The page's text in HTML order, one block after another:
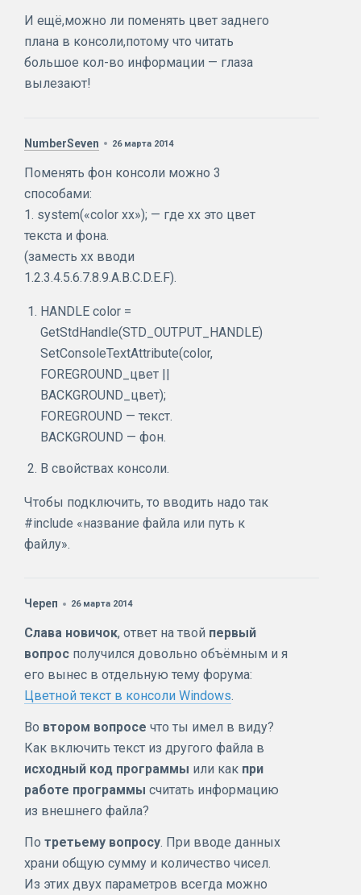
И ещё,можно ли поменять цвет заднего
плана в консоли,потому что читать
большое кол-во информации — глаза
вылезают!
NumberSeven 26 марта 2014
Поменять фон консоли можно 3
способами:
1. system(«color xx»); — где xx это цвет
текста и фона.
(заместь хх вводи
1.2.3.4.5.6.7.8.9.A.B.C.D.E.F).
HANDLE color =
GetStdHandle(STD_OUTPUT_HANDLE)
SetConsoleTextAttribute(color,
FOREGROUND_цвет ||
BACKGROUND_цвет);
FOREGROUND — текст.
BACKGROUND — фон.
В свойствах консоли.
Чтобы подключить, то вводить надо так
#include «название файла или путь к
файлу».
Череп 26 марта 2014
Слава новичок, ответ на твой первый
вопрос получился довольно объёмным и я
его вынес в отдельную тему форума:
Цветной текст в консоли Windows.
Во втором вопросе что ты имел в виду?
Как включить текст из другого файла в
исходный код программы или как при
работе программы считать информацию
из внешнего файла?
По третьему вопросу. При вводе данных
храни общую сумму и количество чисел.
Из этих двух параметров всегда можно